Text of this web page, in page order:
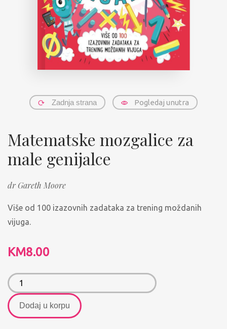
Zadnja strana Pogledaj unutra
Matematske mozgalice za
male genijalce
dr Gareth Moore
Više od 100 izazovnih zadataka za trening moždanih
vijuga.
KM8.00
Dodaj u korpu